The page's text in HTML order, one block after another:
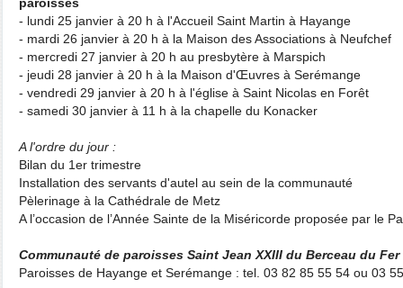
- lundi 25 janvier à 20 h à l'Accueil Saint Martin à Hayange
- mardi 26 janvier à 20 h à la Maison des Associations à Neufchef
- mercredi 27 janvier à 20 h au presbytère à Marspich
- jeudi 28 janvier à 20 h à la Maison d'Œuvres à Serémange
- vendredi 29 janvier à 20 h à l'église à Saint Nicolas en Forêt
- samedi 30 janvier à 11 h à la chapelle du Konacker
A l'ordre du jour :
Bilan du 1er trimestre
Installation des servants d'autel au sein de la communauté
Pèlerinage à la Cathédrale de Metz
A l’occasion de l’Année Sainte de la Miséricorde proposée par le
Communauté de paroisses Saint Jean XXIII du Berceau du Fer
Paroisses de Hayange et Serémange : tel. 03 82 85 55 54 ou 03